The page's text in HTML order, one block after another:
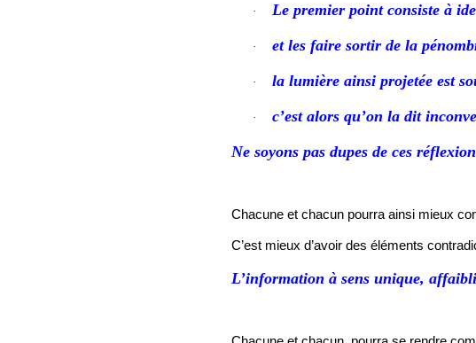
· Le premier point consiste à
· et les faire sortir de la
· la lumière ainsi projetée est
·
c’est alors qu’on la dit
Ne soyons pas dupes de ces
Chacune et chacun pourra ainsi mieux
C’est mieux d’avoir des éléments
L’information à sens unique,